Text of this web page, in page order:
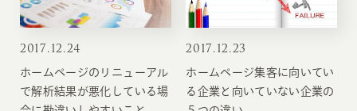
2017.12.24
ホームページのリニューアル
で解析結果が悪化している場
2017.12.23
ホームページ集客に向いてい
る企業と向いていない企業の